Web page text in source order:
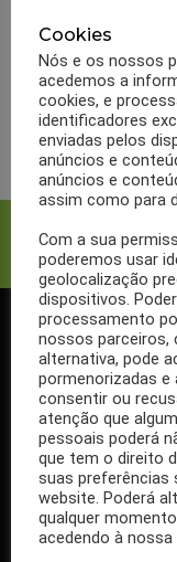
5
cálcio
LER MAIS
SIGA-NOS NO
Se ainda não segue a
Basta clicar no botão
Ao seguir a nossa
nossos artigos no seu
Cookies
Nós e os nossos
acedemos a
cookies, e
identificadores
enviadas pelos
anúncios e
anúncios e
assim como para
Com a sua
poderemos usar
geolocalização
dispositivos.
processamento
nossos parceiros,
alternativa, pode
pormenorizadas e
consentir ou
atenção que
pessoais poderá
que tem o direito
suas preferências
website. Poderá
qualquer
acedendo à nossa